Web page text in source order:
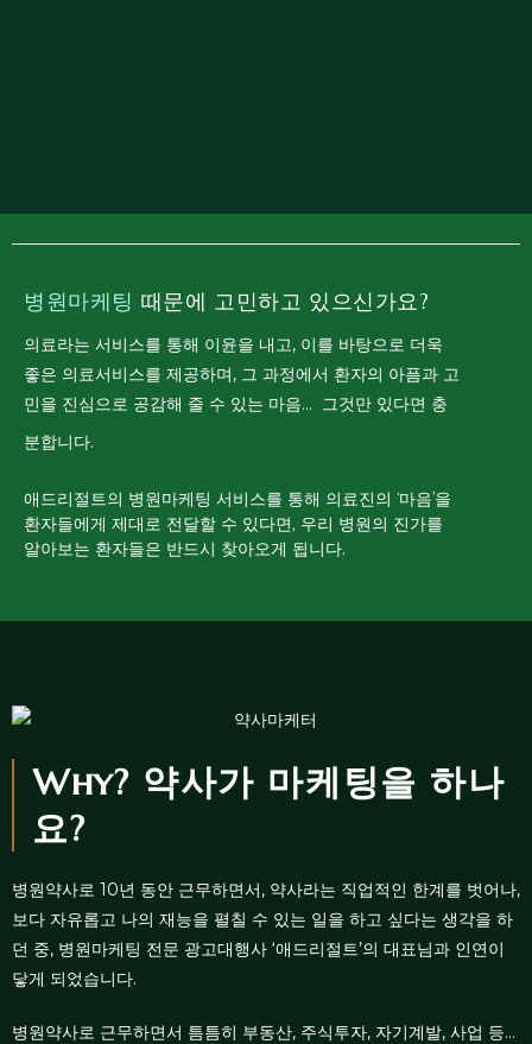
병원마케팅 때문에 고민하고 있으신가요?
의료라는 서비스를 통해 이윤을 내고, 이를 바탕으로 더욱
좋은 의료서비스를 제공하며, 그 과정에서 환자의 아픔과 고
민을 진심으로 공감해 줄 수 있는 마음… 그것만 있다면 충
분합니다.
애드리절트의 병원마케팅 서비스를 통해 의료진의 ‘마음’을
환자들에게 제대로 전달할 수 있다면, 우리 병원의 진가를
알아보는 환자들은 반드시 찾아오게 됩니다.
Why? 약사가 마케팅을 하나
요?
병원약사로 10년 동안 근무하면서, 약사라는 직업적인 한계를 벗어나,
보다 자유롭고 나의 재능을 펼칠 수 있는 일을 하고 싶다는 생각을 하
던 중, 병원마케팅 전문 광고대행사 ‘애드리절트’의 대표님과 인연이
닿게 되었습니다.
병원약사로 근무하면서 틈틈히 부동산, 주식투자, 자기계발, 사업 등…